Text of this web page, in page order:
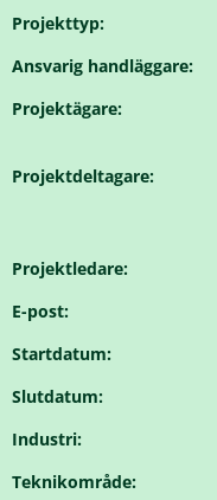
Projekttyp:
Ansvarig handläggare:
Projektägare:
Projektdeltagare:
Projektledare:
E-post:
Startdatum:
Slutdatum:
Industri:
Teknikområde: